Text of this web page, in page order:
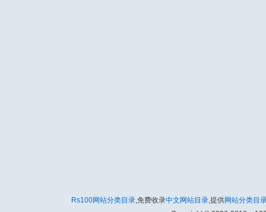
Rs100网站分类目录,免费收录中文网站目录,提供网站分类目